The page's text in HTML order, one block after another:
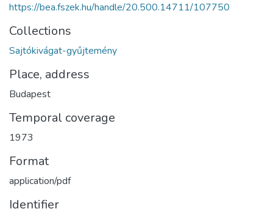
https://bea.fszek.hu/handle/20.500.14711/107750
Collections
Sajtókivágat-gyűjtemény
Place, address
Budapest
Temporal coverage
1973
Format
application/pdf
Identifier